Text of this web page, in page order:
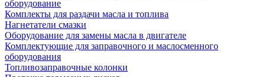
оборудование
Комплекты для раздачи масла и топлива
Нагнетатели смазки
Оборудование для замены масла в двигателе
Комплектующие для заправочного и маслосменного
оборудования
Топливозаправочные колонки